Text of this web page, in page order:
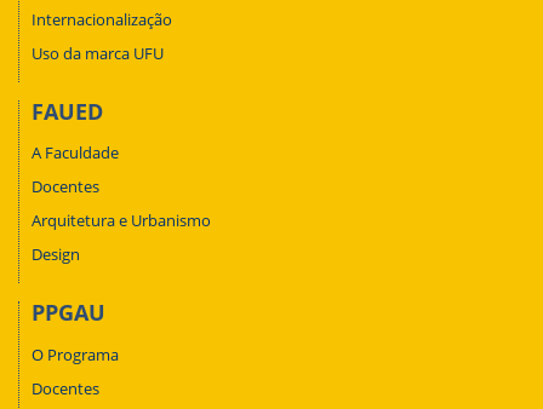
Internacionalização
Uso da marca UFU
FAUED
A Faculdade
Docentes
Arquitetura e Urbanismo
Design
PPGAU
O Programa
Docentes